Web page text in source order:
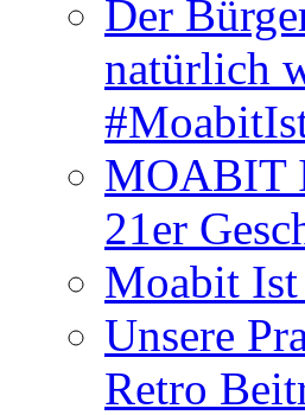
Der
natürlich
MOABIT
21er
Moabit Ist
Unsere
Retro